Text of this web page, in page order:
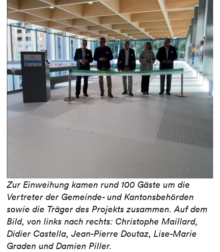
Zur Einweihung kamen rund 100 Gäste um die
Vertreter der Gemeinde- und Kantonsbehörden
sowie die Träger des Projekts zusammen. Auf dem
Bild, von links nach rechts: Christophe Maillard,
Didier Castella, Jean-Pierre Doutaz, Lise-Marie
Graden und Damien Piller.